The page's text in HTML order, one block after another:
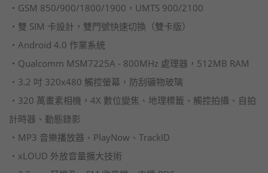
‧GSM 850/900/1800/1900，UMTS 900/2100
‧雙 SIM 卡設計，雙門號快速切換（雙卡版）
‧Android 4.0 作業系統
‧Qualcomm MSM7225A - 800MHz 處理器，512MB RAM
‧3.2 吋 320x480 觸控螢幕，防刮礦物玻璃
‧320 萬畫素相機，4X 數位變焦、地理標籤、觸控拍攝、自拍
計時器、動態錄影
‧MP3 音樂播放器、PlayNow、TrackID
‧xLOUD 外放音量擴大技術